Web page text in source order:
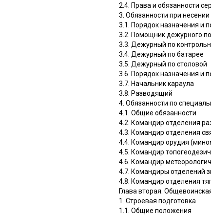
2.4. Права и обязанности
3. Обязанности при
3.1. Порядок назначения и
3.2. Помощник дежурного
3.3. Дежурный по
3.4. Дежурный по батарее
3.5. Дежурный по столовой
3.6. Порядок назначения и
3.7. Начальник караула
3.8. Разводящий
4. Обязанности по
4.1. Общие обязанности
4.2. Командир отделения
4.3. Командир отделения
4.4. Командир орудия
4.5. Командир
4.6. Командир
4.7. Командиры отделений
4.8. Командир отделения
Глава вторая.
1. Строевая подготовка
1.1. Общие положения